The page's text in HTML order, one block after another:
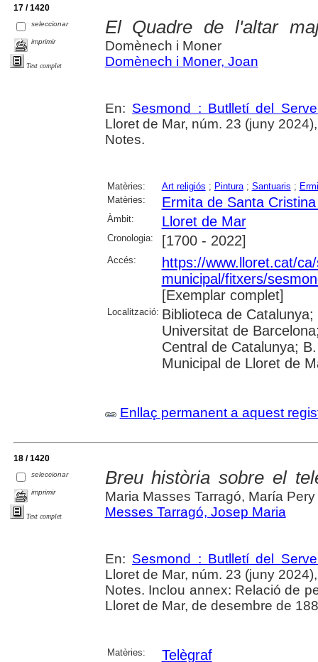
17 / 1420
seleccionar
imprimir
Text complet
El Quadre de l'altar
Domènech i Moner
Domènech i Moner, Joan
En: Sesmond : Butlletí del
Lloret de Mar, núm. 23 (juny
Notes.
Matèries: Art religiós ; Pintura; Santuaris ;
Matèries:
Ermita de Santa
Àmbit: Lloret de Mar
Cronologia: [1700 - 2022]
Accés:
https://www.lloret.cat/
municipal/fitxers/
[Exemplar complet]
Localització: Biblioteca de
Universitat de
Central de Catalunya;
Municipal de Lloret de
Enllaç permanent a aquest
18 / 1420
seleccionar
imprimir
Text complet
Breu història sobre el
Maria Masses Tarragó, María
Messes Tarragó, Josep Maria
En: Sesmond : Butlletí del
Lloret de Mar, núm. 23 (juny
Notes. Inclou annex: Relació de
Lloret de Mar, de desembre de
Matèries: Telègraf